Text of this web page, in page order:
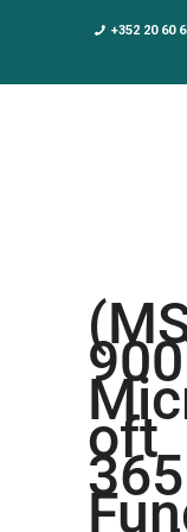
+352 20 60
DPO AS A
NOUS
ACTUALITÉS
oft
365